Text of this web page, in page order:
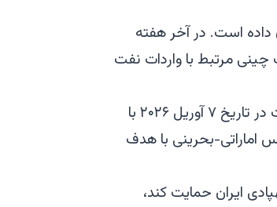
داده است. در آخر هفته
چینی مرتبط با واردات نفت
چین در مجامع بین‌المللی و در بیانیه‌های عمومی پوشش سیاسی برای ایران فراهم کرده است. این حمایت در تاریخ ۷ آوریل ۲۰۲۶ با
بحرینی با هدف
ایران حمایت کند،